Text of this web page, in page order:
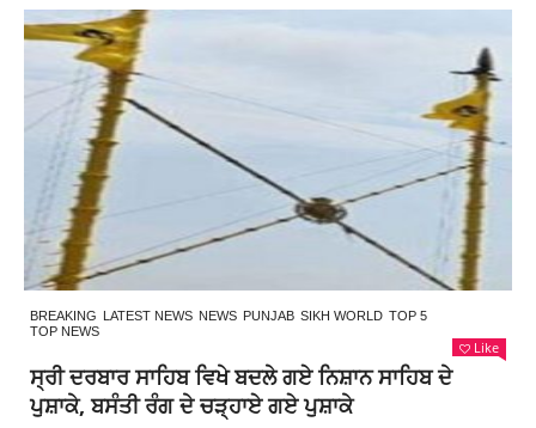
BREAKING LATEST NEWS NEWS PUNJAB SIKH WORLD TOP 5
TOP NEWS
Like
ਸ੍ਰੀ ਦਰਬਾਰ ਸਾਹਿਬ ਵਿਖੇ ਬਦਲੇ ਗਏ ਨਿਸ਼ਾਨ ਸਾਹਿਬ ਦੇ
ਪੁਸ਼ਾਕੇ, ਬਸੰਤੀ ਰੰਗ ਦੇ ਚੜ੍ਹਾਏ ਗਏ ਪੁਸ਼ਾਕੇ